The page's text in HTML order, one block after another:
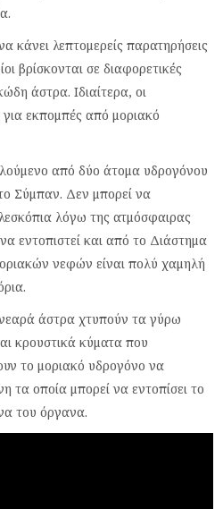
κάνει λεπτομερείς παρατηρήσεις
βρίσκονται σε διαφορετικές
άστρα. Ιδιαίτερα, οι
εκπομπές από μοριακό
από δύο άτομα υδρογόνου
Σύμπαν. Δεν μπορεί να
λόγω της ατμόσφαιρας
εντοπιστεί και από το Διάστημα
νεφών είναι πολύ χαμηλή
άστρα χτυπούν τα γύρω
κρουστικά κύματα που
το μοριακό υδρογόνο να
τα οποία μπορεί να εντοπίσει το
του όργανα.